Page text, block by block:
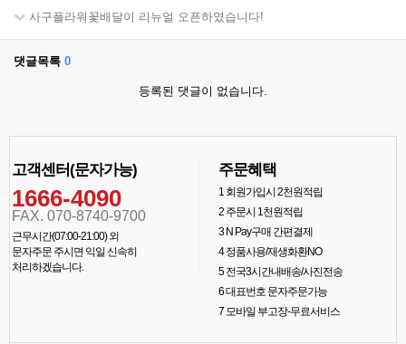
사구플라워꽃배달이 리뉴얼 오픈하였습니다!
댓글목록 0
등록된 댓글이 없습니다.
고객센터(문자가능)
1666-4090
FAX. 070-8740-9700
근무시간(07:00-21:00) 외
문자주문 주시면 익일 신속히
처리하겠습니다.
주문혜택
1회원가입시 2천원적립
2주문시 1천원적립
3N Pay구매 간편결제
4정품사용/재생화환NO
5전국3시간내배송/사진전송
6대표번호 문자주문가능
7모바일 부고장-무료서비스